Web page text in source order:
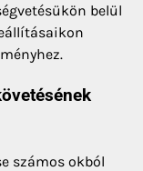
belül
számos okból